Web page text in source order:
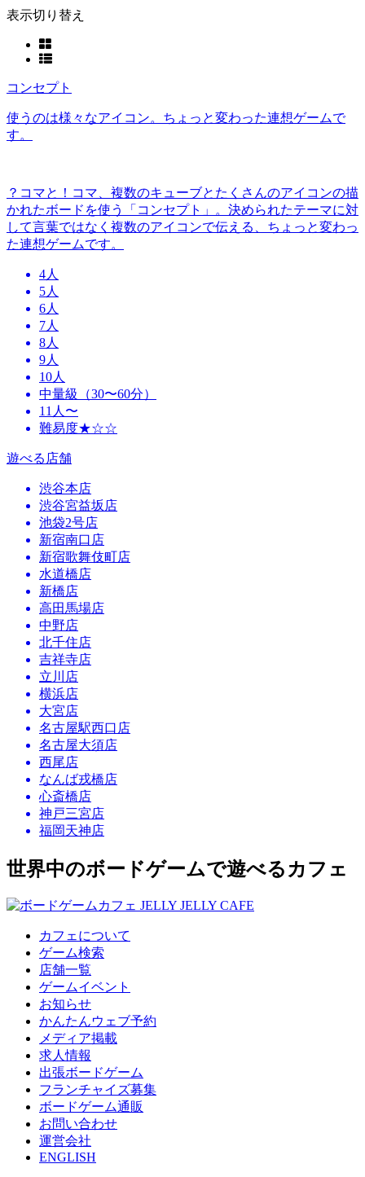
表示切り替え
コンセプト
使うのは様々なアイコン。ちょっと変わった連想ゲームで
す。
？コマと！コマ、複数のキューブとたくさんのアイコンの描
かれたボードを使う「コンセプト」。決められたテーマに対
して言葉ではなく複数のアイコンで伝える、ちょっと変わっ
た連想ゲームです。
4人
5人
6人
7人
8人
9人
10人
中量級（30〜60分）
11人〜
難易度★☆☆
遊べる店舗
渋谷本店
渋谷宮益坂店
池袋2号店
新宿南口店
新宿歌舞伎町店
水道橋店
新橋店
高田馬場店
中野店
北千住店
吉祥寺店
立川店
横浜店
大宮店
名古屋駅西口店
名古屋大須店
西尾店
なんば戎橋店
心斎橋店
神戸三宮店
福岡天神店
世界中のボードゲームで遊べるカフェ
カフェについて
ゲーム検索
店舗一覧
ゲームイベント
お知らせ
かんたんウェブ予約
メディア掲載
求人情報
出張ボードゲーム
フランチャイズ募集
ボードゲーム通販
お問い合わせ
運営会社
ENGLISH